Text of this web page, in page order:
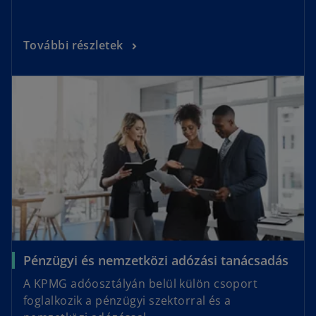
w
t
További részletek
o
e
e
w
t
b
Pénzügyi és nemzetközi adózási tanácsadás
A KPMG adóosztályán belül külön csoport
foglalkozik a pénzügyi szektorral és a
opens in a new tab